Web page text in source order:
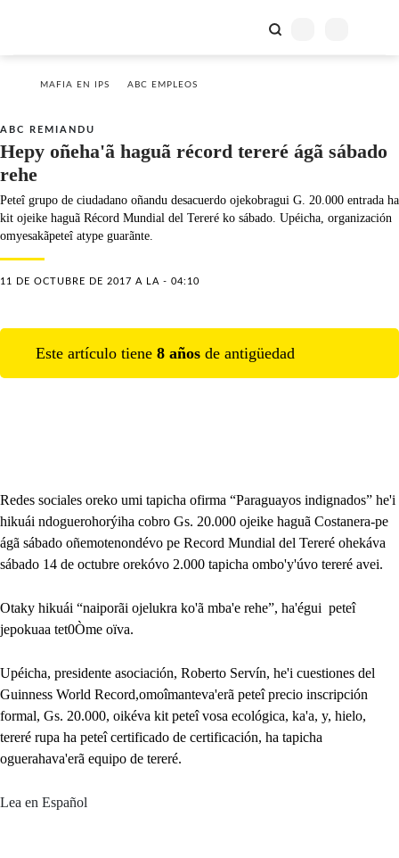
MAFIA EN IPS ABC EMPLEOS
ABC REMIANDU
Hepy oñeha'ã haguã récord tereré ágã sábado
rehe
Peteî grupo de ciudadano oñandu desacuerdo ojekobragui G. 20.000 entrada ha
kit ojeike haguã Récord Mundial del Tereré ko sábado. Upéicha, organización
omyesakãpeteî atype guarãnte.
11 DE OCTUBRE DE 2017 A LA - 04:10
Este artículo tiene 8 años de antigüedad
Redes sociales oreko umi tapicha ofirma “Paraguayos indignados” he'i
hikuái ndoguerohorýiha cobro Gs. 20.000 ojeike haguã Costanera-pe
ágã sábado oñemotenondévo pe Record Mundial del Tereré ohekáva
sábado 14 de octubre orekóvo 2.000 tapicha ombo'y'úvo tereré avei.
Otaky hikuái “naiporãi ojelukra ko'ã mba'e rehe”, ha'égui peteî
jepokuaa tet0Òme oïva.
Upéicha, presidente asociación, Roberto Servín, he'i cuestiones del
Guinness World Record,omoîmanteva'erã peteî precio inscripción
formal, Gs. 20.000, oikéva kit peteî vosa ecológica, ka'a, y, hielo,
tereré rupa ha peteî certificado de certificación, ha tapicha
oguerahava'erã equipo de tereré.
Lea en Español